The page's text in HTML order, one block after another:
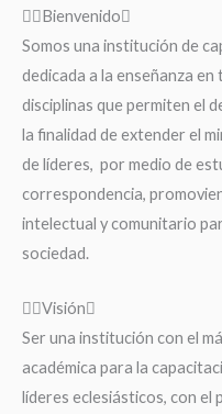
Bienvenido
Somos una institución de
dedicada a la enseñanza
disciplinas que permiten el
la finalidad de extender el
de líderes, por medio de
correspondencia,
intelectual y comunitario
sociedad.
Visión
Ser una institución con el
académica para la
líderes eclesiásticos, con